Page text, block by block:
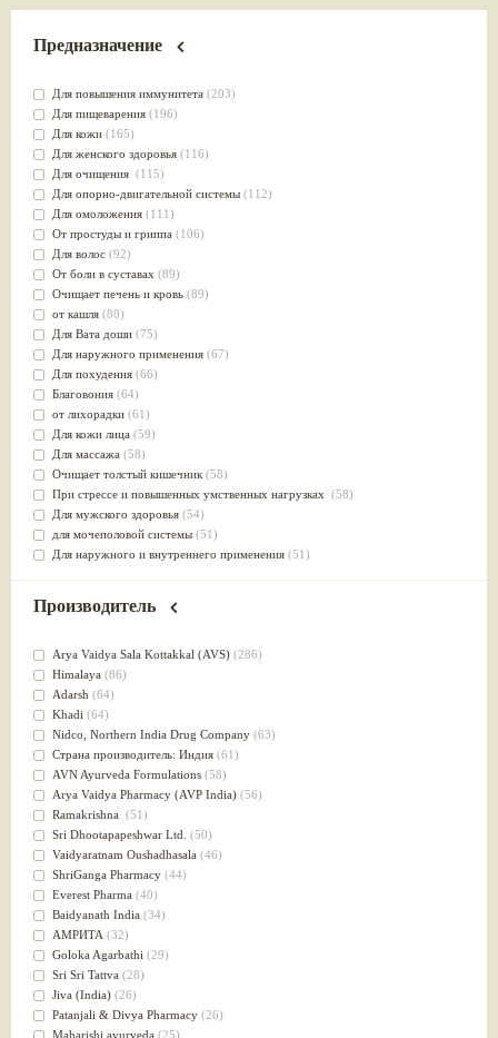
Предназначение
Для повышения иммунитета (203)
Для пищеварения (196)
Для кожи (165)
Для женского здоровья (116)
Для очищения (115)
Для опорно-двигательной системы (112)
Для омоложения (111)
От простуды и гриппа (106)
Для волос (92)
От боли в суставах (89)
Очищает печень и кровь (89)
от кашля (80)
Для Вата доши (75)
Для наружного применения (67)
Для похудения (66)
Благовония (64)
от лихорадки (61)
Для кожи лица (59)
Для массажа (58)
Очищает толстый кишечник(58)
При стрессе и повышенных умственных нагрузках (58)
Для мужского здоровья (54)
для мочеполовой системы (51)
Для наружного и внутреннего применения (51)
Для стабилизации деятельности ЦНС
Лечит опухоли и отеки(46)
Для медитации
выводит токсины
Для здоровья печени
Для тела(39)
для очищения крови(38)
При диабете(38)
Антиоксидант(37)
Для Капха(Кафа) доши
От паразитов(37)
При расстройстве желудка (36)
Успокоительное(36)
Для глаз(34)
от геморроя(34)
Противовоспалительное
Для Питта доши(32)
Для сердца(32)
Для сосудов головного мозга
Для полости рта(32)
Дефицит железа(31)
Производитель
Arya Vaidya Sala Kottakkal (AVS) (286)
Himalaya (86)
Adarsh (64)
Khadi (64)
Nidсo, Northern India Drug Company (63)
Страна производитель: Индия (61)
AVN Ayurveda Formulations (58)
Arya Vaidya Pharmacy (AVP India) (56)
Ramakrishna (51)
Sri Dhootapapeshwar Ltd. (50)
Vaidyaratnam Oushadhasala (46)
ShriGanga Pharmacy (44)
Everest Pharma (40)
Baidyanath India (34)
АМРИТА (32)
Goloka Agarbathi (29)
Sri Sri Tattva (28)
Jiva (India) (26)
Patanjali & Divya Pharmacy (26)
Maharishi ayurveda (25)